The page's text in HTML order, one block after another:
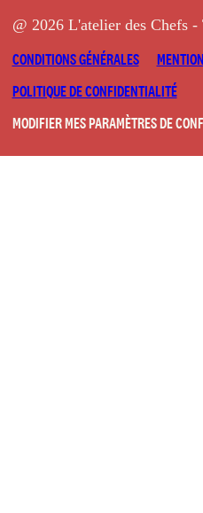
@ 2026 L'atelier des Chefs -
CONDITIONS GÉNÉRALES
POLITIQUE DE CONFIDENTIALITÉ
MODIFIER MES PARAMÈTRES DE